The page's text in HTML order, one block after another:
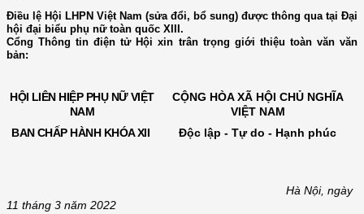
Điều lệ Hội LHPN Việt Nam (sửa đổi, bổ sung) được thông qua tại Đại
hội đại biểu phụ nữ toàn quốc XIII.
Cổng Thông tin điện tử Hội xin trân trọng giới thiệu toàn văn văn
bản:
HỘI LIÊN HIỆP PHỤ NỮ VIỆT
NAM
BAN CHẤP HÀNH KHÓA XII
CỘNG HÒA XÃ HỘI CHỦ NGHĨA
VIỆT NAM
Độc lập - Tự do - Hạnh phúc
Hà Nội, ngày
11 tháng 3 năm 2022